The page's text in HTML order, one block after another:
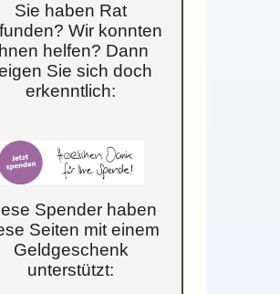
Sie haben Rat
Wir konnten
helfen? Dann
Sie sich doch
erkenntlich:
Spender haben
Seiten mit einem
Geldgeschenk
unterstützt: